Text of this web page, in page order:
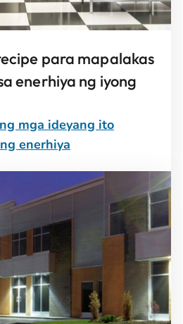
para mapalakas
enerhiya ng iyong
mga ideyang ito
enerhiya